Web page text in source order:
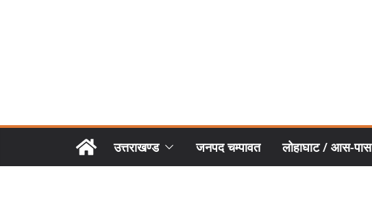
उत्तराखण्ड जनपद चम्पावत लोहाघाट / आस-पास